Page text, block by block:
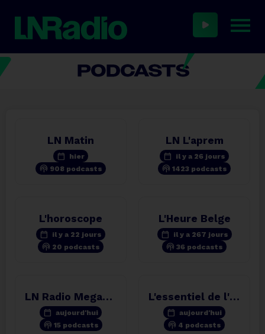
LN Matin
calendar_today hier
podcasts 908 podcasts
LN L'aprem
calendar_today il y a 26 jours
podcasts 1423 podcasts
L'horoscope
calendar_today il y a 22 jours
podcasts 20 podcasts
L'Heure Belge
calendar_today il y a 267 jours
podcasts 36 podcasts
LN Radio Megamix
calendar_today aujourd'hui
podcasts 15 podcasts
L'essentiel de l'info
calendar_today aujourd'hui
podcasts 4 podcasts